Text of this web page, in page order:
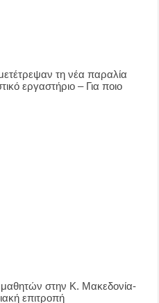
τη νέα παραλία
εργαστήριο – Για ποιο
στην Κ. Μακεδονία-
επιτροπή